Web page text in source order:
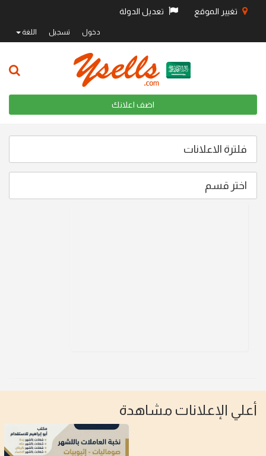
تغيير الموقع تعديل الدولة
دخول تسجيل اللغة
اضف اعلانك
فلترة الاعلانات
اختر قسم
أعلي الإعلانات مشاهدة